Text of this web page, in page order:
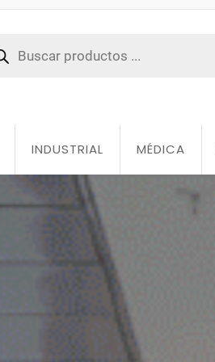
INDUSTRIAL MÉDICA